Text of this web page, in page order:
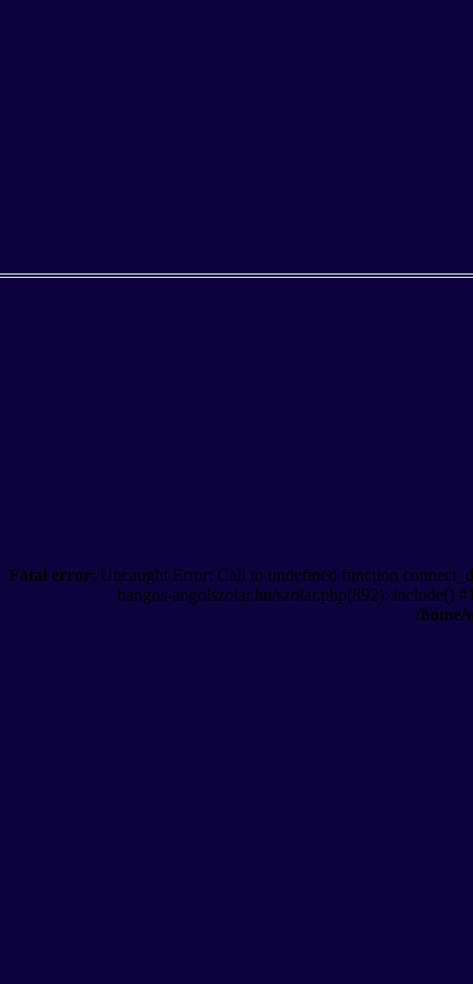
Fatal error: Uncaught Error: Call to undefined function
hangos-angolszotar.hu/szotar.php(892):
/home/